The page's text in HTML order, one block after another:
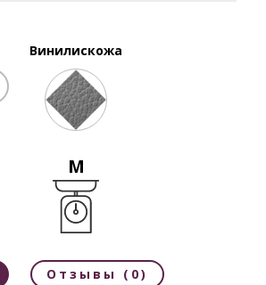
Винилискожа
M
Отзывы (0)